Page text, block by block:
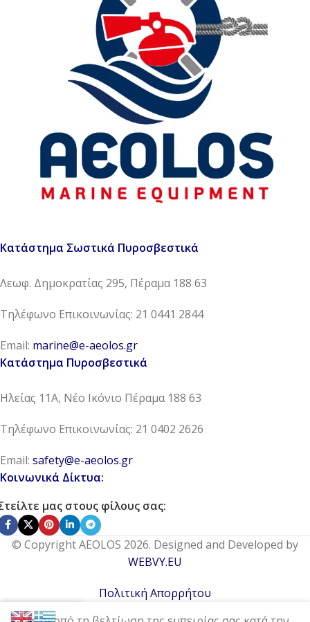
Κατάστημα Σωστικά Πυροσβεστικά
Λεωφ. Δημοκρατίας 295, Πέραμα 188 63
Τηλέφωνο Επικοινωνίας: 21 0441 2844
Email: marine@e-aeolos.gr
Κατάστημα Πυροσβεστικά
Ηλείας 11Α, Νέο Ικόνιο Πέραμα 188 63
Τηλέφωνο Επικοινωνίας: 21 0402 2626
Email: safety@e-aeolos.gr
Κοινωνικά Δίκτυα:
μας στους φίλους σας:
© Copyright AEOLOS 2026. Designed and Developed by
WEBVY.EU
Πολιτική Απορρήτου